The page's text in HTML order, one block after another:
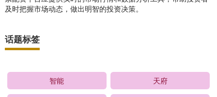
及时把握市场动态，做出明智的投资决策。
话题标签
智能 天府